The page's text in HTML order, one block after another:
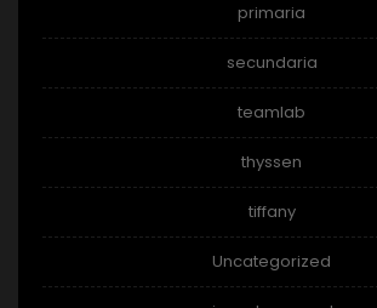
primaria
secundaria
teamlab
thyssen
tiffany
Uncategorized